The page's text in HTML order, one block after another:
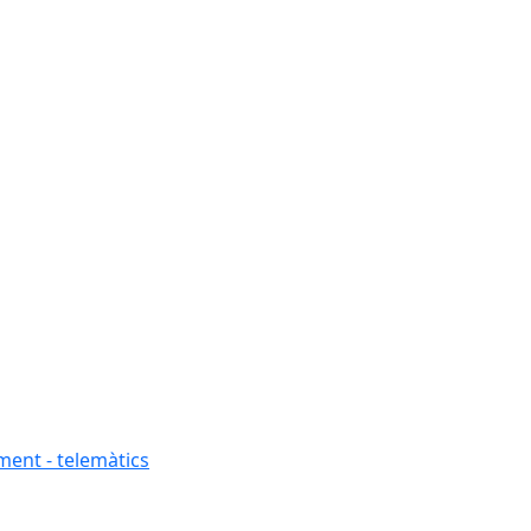
- telemàtics